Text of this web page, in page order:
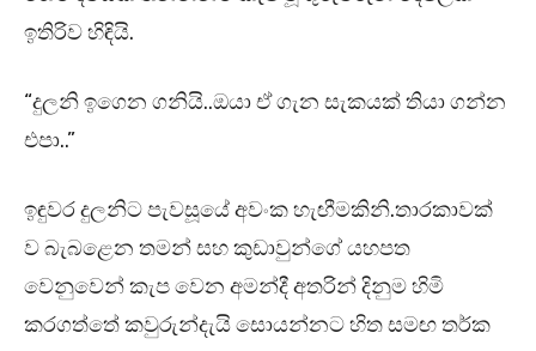
ඉතිරිව හිඳියි.
“දුලනි ඉගෙන ගනියි..ඔයා ඒ ගැන සැකයක් තියා ගන්න
එපා..”
ඉඳුවර දුලනිට පැවසූයේ අවංක හැඟීමකිනි.තාරකාවක්
ව බැබළෙන තමන් සහ කුඩාවුන්ගේ යහපත
වෙනුවෙන් කැප වෙන අමන්දී අතරින් දිනුම හිමි
කරගත්තේ කවුරුන්දැයි සොයන්නට හිත සමඟ තර්ක